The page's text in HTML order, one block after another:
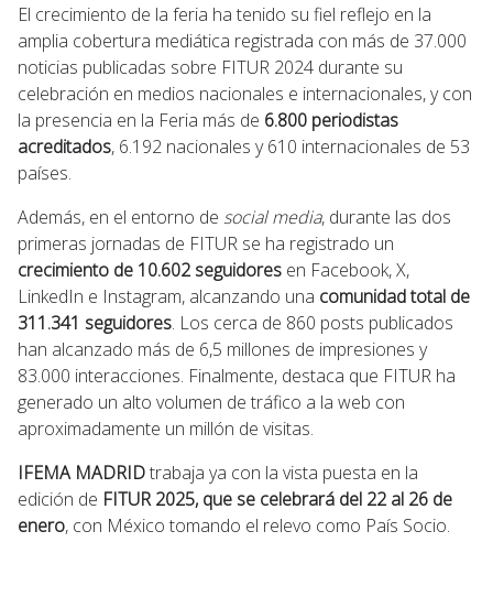
El crecimiento de la feria ha tenido su fiel reflejo en la
amplia cobertura mediática registrada con más de 37.000
noticias publicadas sobre FITUR 2024 durante su
celebración en medios nacionales e internacionales, y con
la presencia en la Feria más de 6.800 periodistas
acreditados, 6.192 nacionales y 610 internacionales de 53
países.
Además, en el entorno de social media, durante las dos
primeras jornadas de FITUR se ha registrado un
crecimiento de 10.602 seguidores en Facebook, X,
LinkedIn e Instagram, alcanzando una comunidad total de
311.341 seguidores. Los cerca de 860 posts publicados
han alcanzado más de 6,5 millones de impresiones y
83.000 interacciones. Finalmente, destaca que FITUR ha
generado un alto volumen de tráfico a la web con
aproximadamente un millón de visitas.
IFEMA MADRIDtrabaja ya con la vista puesta en la
edición de FITUR 2025, que se celebrará del 22 al 26 de
enero, con México tomando el relevo como País Socio.